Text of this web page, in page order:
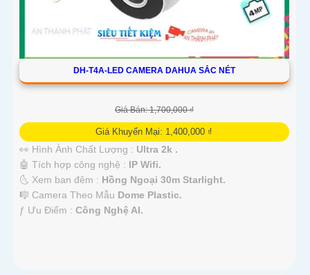
DH-T4A-LED CAMERA DAHUA SẮC NÉT
Giá Bán: 1,700,000 ₫
Giá Khuyến Mại: 1,400,000 ₫
👀 Hình Ành Chất Lượng : Ultra 2k .
🤖️ Tích hợp công nghệ : IP Wifi.
🌜 Xem ban đêm : Hồng Ngoại 30m Starlight.
🎼️ Camera Theo Mẫu Dome Plastic.
️ƒ Ưu Điểm : Công Nghệ AI.